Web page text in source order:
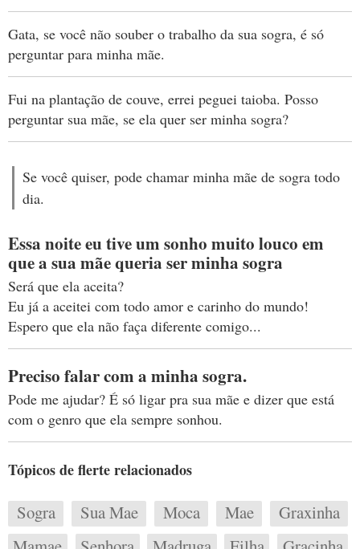
Gata, se você não souber o trabalho da sua sogra, é só
perguntar para minha mãe.
Fui na plantação de couve, errei peguei taioba. Posso
perguntar sua mãe, se ela quer ser minha sogra?
Se você quiser, pode chamar minha mãe de sogra todo
dia.
Essa noite eu tive um sonho muito louco em
que a sua mãe queria ser minha sogra
Será que ela aceita?
Eu já a aceitei com todo amor e carinho do mundo!
Espero que ela não faça diferente comigo...
Preciso falar com a minha sogra.
Pode me ajudar? É só ligar pra sua mãe e dizer que está
com o genro que ela sempre sonhou.
Tópicos de flerte relacionados
Sogra Sua Mae Moca Mae
Graxinha